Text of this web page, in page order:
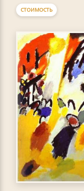
СТОИМОСТЬ